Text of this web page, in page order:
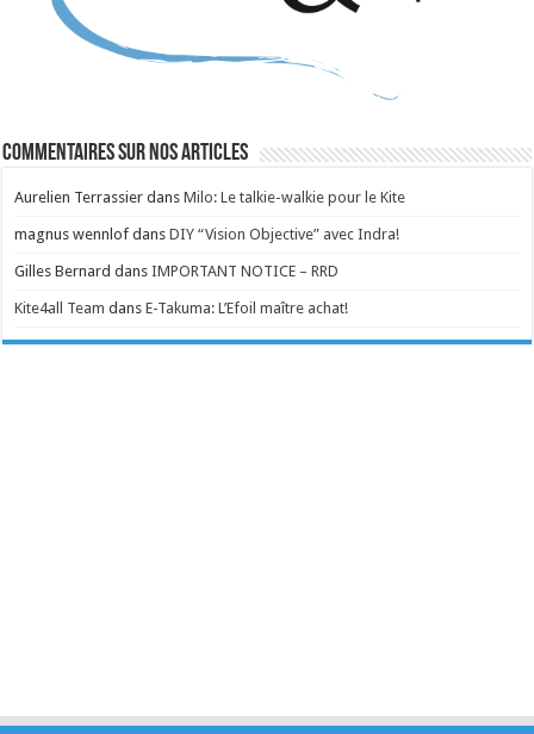
Commentaires sur nos articles
Aurelien Terrassier dansMilo: Le talkie-walkie pour le Kite
magnus wennlof dansDIY “Vision Objective” avec Indra!
Gilles Bernard dansIMPORTANT NOTICE – RRD
Kite4all Team dansE-Takuma: L’Efoil maître achat!